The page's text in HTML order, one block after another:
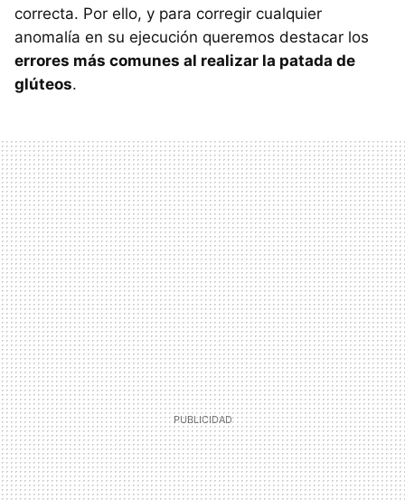
correcta. Por ello, y para corregir cualquier
anomalía en su ejecución queremos destacar los
errores más comunes al realizar la patada de
glúteos.